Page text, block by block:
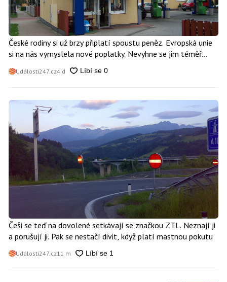
České rodiny si už brzy připlatí spoustu peněz. Evropská unie
si na nás vymyslela nové poplatky. Nevyhne se jim téměř
Události247.cz4 d
Češi se teď na dovolené setkávají se značkou ZTL. Neznají ji
a porušují ji. Pak se nestačí divit, když platí mastnou pokutu
Události247.cz11 m